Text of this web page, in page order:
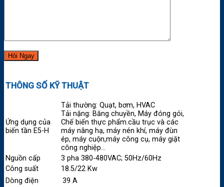
THÔNG SỐ KỸ THUẬT
Ứng dụng của
biến tần E5-H
Tải thường: Quạt, bơm, HVAC
Tải nặng: Băng chuyền, Máy đóng gói,
Chế biến thực phẩm.cầu trục và các
máy nâng hạ, máy nén khí, máy đùn
ép, máy cuộn,máy công cụ, máy giặt
công nghiệp…
Nguồn cấp
3 pha 380-480VAC; 50Hz/60Hz
Công suất
18.5/22 Kw
Dòng điện
39 A